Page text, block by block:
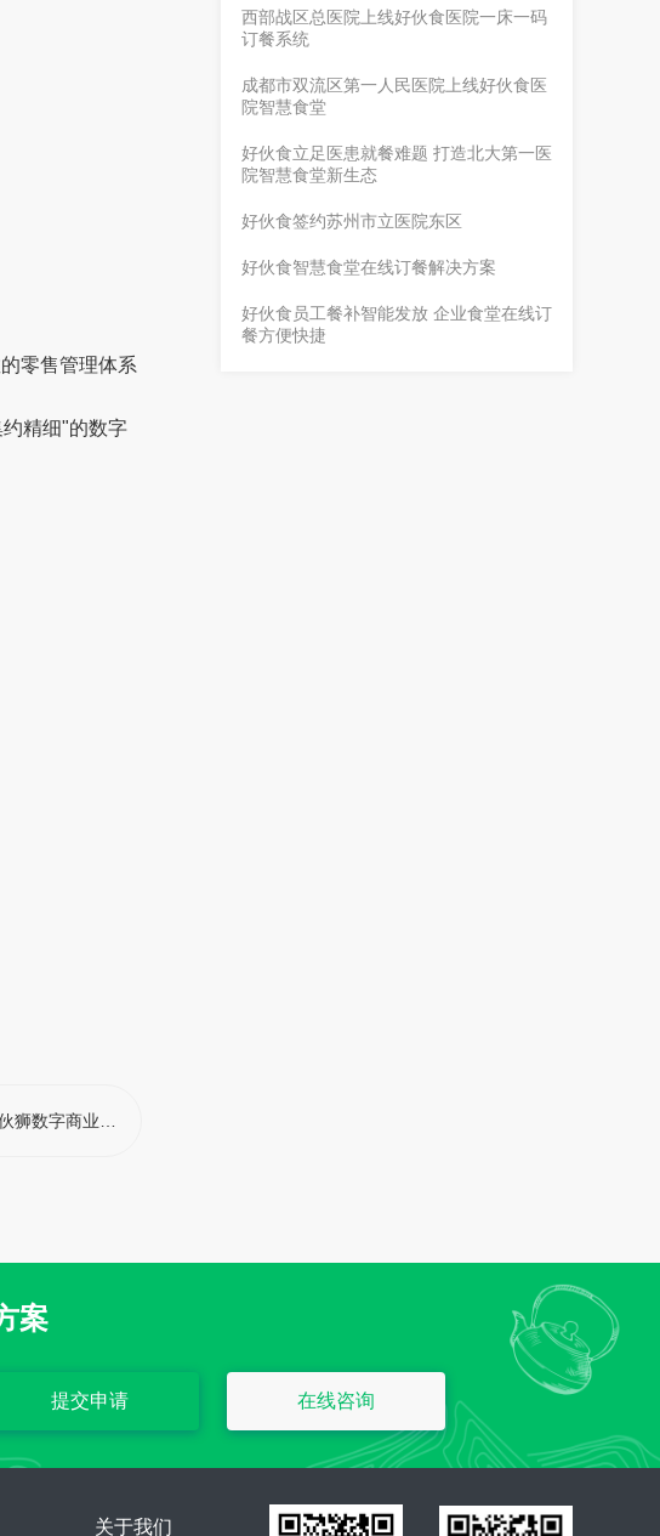
零售管理体系
精细"的数字
堂商超一体化智慧消费生态
西部战区总医院上线好伙食医院一床一码
订餐系统
成都市双流区第一人民医院上线好伙食医
院智慧食堂
好伙食立足医患就餐难题 打造北大第一医
院智慧食堂新生态
好伙食签约苏州市立医院东区
好伙食智慧食堂在线订餐解决方案
好伙食员工餐补智能发放 企业食堂在线订
餐方便快捷
案
提交申请 在线咨询
关于我们